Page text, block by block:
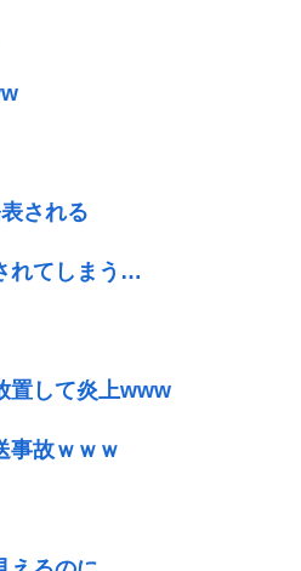
される
れてしまう…
置して炎上www
事故ｗｗｗ